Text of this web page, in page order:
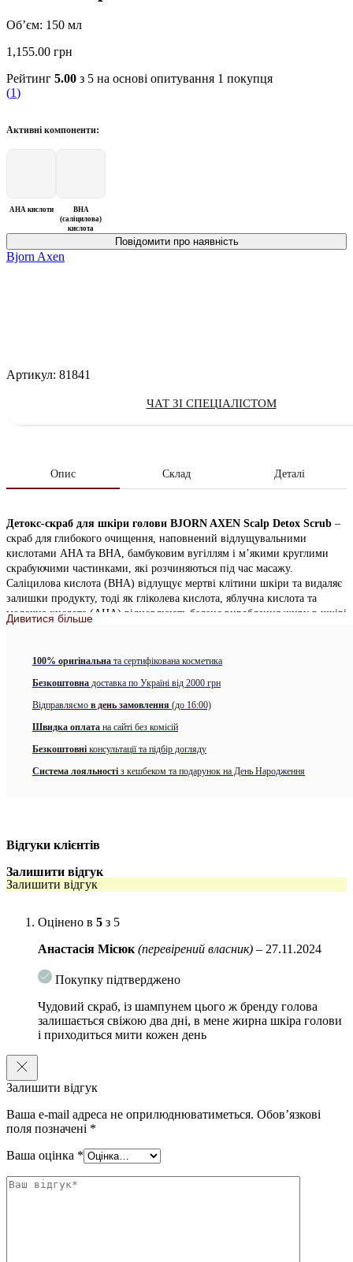
Об’єм: 150 мл
1,155.00 грн
Рейтинг 5.00 з 5 на основі опитування 1 покупця
(1)
Активні компоненти:
AHA кислоти
BHA
(саліцилова)
кислота
Bjorn Axen
Артикул: 81841
ЧАТ ЗІ СПЕЦІАЛІСТОМ
Опис Склад Деталі
Детокс-скраб для шкіри голови BJORN AXEN Scalp Detox Scrub –
скраб для глибокого очищення, наповнений відлущувальними
кислотами AHA та BHA, бамбуковим вугіллям і м’якими круглими
скрабуючими частинками, які розчиняються під час масажу.
Саліцилова кислота (BHA) відлущує мертві клітини шкіри та видаляє
залишки продукту, тоді як гліколева кислота, яблучна кислота та
молочна кислота (AHA) відновлюють баланс вироблення жиру в шкірі
голови. Бамбукове вугілля м’яко детоксикує шкіру голови, видаляючи
голови та забезпечує освіжаюче відчуття охолодження з приємним
Особливості:
Відлущує мертві клітини шкіри
Відновлюють баланс вироблення жиру в шкірі голови
Активні компоненти:
AHA (гліколева, яблучна та молочна
кислоти). Відновлюють баланс вироблення жиру в шкірі
голови;
та видаляє залишки продукту;
Бамбукове вугілля.Виводить токсини, видаляючи
забруднення зі шкіри голови
Особливості використання:
Нанесіть на вологу шкіру голови і м’яко помасажуйте круговими
рухами до появи піни. Ретельно змийте та нанесіть шампунь для
шкіри голови або інший улюблений шампуньBjörn Axén.
Використовуйте принаймні раз на тиждень або частіше, якщо це
масажною щіткою для шкіри голови
Дивитися більше
100% оригінальна та сертифікована косметика
Безкоштовна доставка по Україні від 2000 грн
Відправляємо в день замовлення (до 16:00)
Швидка оплата на сайті без комісій
Безкоштовні консультації та підбір догляду
Система лояльності з кешбеком та подарунок на День Народження
Відгуки клієнтів
Залишити відгук
Залишити відгук
Оцінено в 5 з 5
Анастасія Місюк (перевірений власник) – 27.11.2024
Покупку підтверджено
Чудовий скраб, із шампунем цього ж бренду голова
залишається свіжою два дні, в мене жирна шкіра голови
і приходиться мити кожен день
Залишити відгук
Ваша e-mail адреса не оприлюднюватиметься. Обов’язкові
поля позначені *
Ваша оцінка *